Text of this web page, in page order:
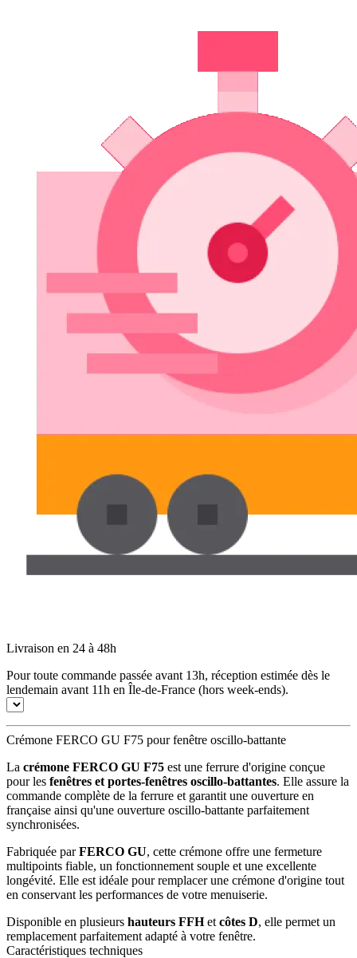
Livraison en 24 à 48h
Pour toute commande passée avant 13h, réception estimée dès le
lendemain avant 11h en Île-de-France (hors week-ends).
Crémone FERCO GU F75 pour fenêtre oscillo-battante
La crémone FERCO GU F75 est une ferrure d'origine conçue
pour les fenêtres et portes-fenêtres oscillo-battantes. Elle assure la
commande complète de la ferrure et garantit une ouverture en
française ainsi qu'une ouverture oscillo-battante parfaitement
synchronisées.
Fabriquée parFERCO GU, cette crémone offre une fermeture
multipoints fiable, un fonctionnement souple et une excellente
longévité. Elle est idéale pour remplacer une crémone d'origine tout
en conservant les performances de votre menuiserie.
Disponible en plusieurs hauteurs FFHet côtes D, elle permet un
remplacement parfaitement adapté à votre fenêtre.
Caractéristiques techniques